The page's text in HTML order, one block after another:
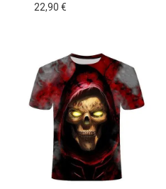
22,90 €